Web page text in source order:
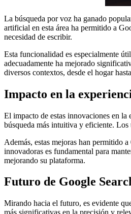
La búsqueda por voz ha ganado
artificial en esta área ha permitido a
necesidad de escribir.
Esta funcionalidad es especialmente
adecuadamente ha mejorado
diversos contextos, desde el hogar
Impacto en la
El impacto de estas innovaciones en
búsqueda más intuitiva y eficiente. Los
Además, estas mejoras han permitido
innovadoras es fundamental para
mejorando su plataforma.
Futuro de Google
Mirando hacia el futuro, es evidente